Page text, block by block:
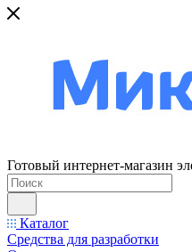
Готовый интернет-магазин
Каталог
Средства для разработки